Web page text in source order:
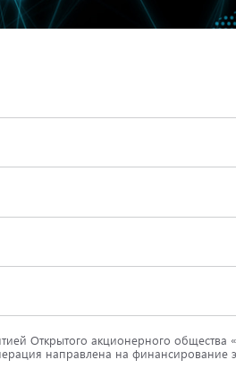
Открытого акционерного общества
направлена на финансирование